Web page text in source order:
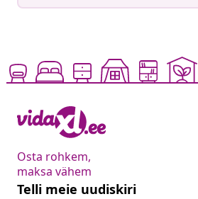
Osta rohkem,
maksa vähem
Telli meie uudiskiri